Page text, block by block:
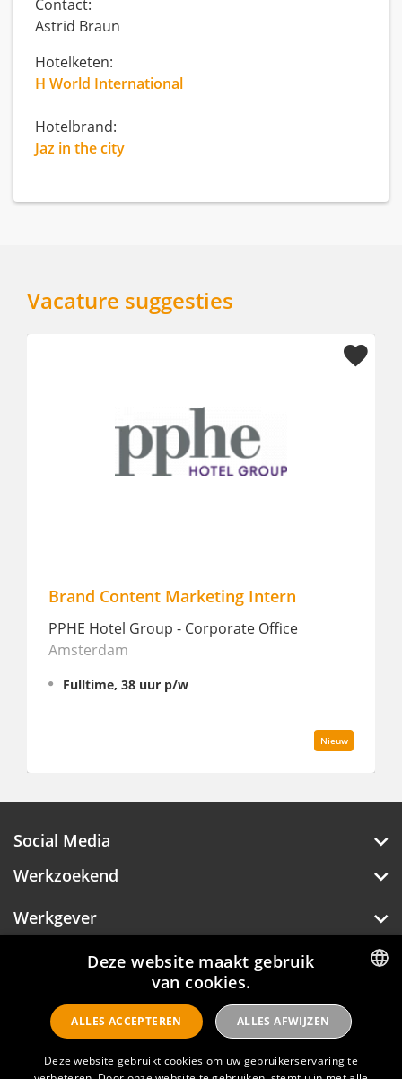
Contact:
Astrid Braun
Hotelketen:
H World International
Hotelbrand:
Jaz in the city
Vacature suggesties
Marketing Intern
Group - Corporate Office
uur p/w
Sales Manager
Pillows Grand
Social Media
Werkzoekend
Werkgever
Over Hotelprofessionals
Hotelprofessionals
DUTCH
ENGLISH
Deze website maakt gebruik
van cookies.
Deze website gebruikt cookies om uw gebruikerservaring te
ALLES ACCEPTEREN ALLES AFWIJZEN